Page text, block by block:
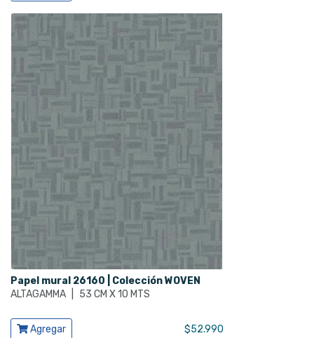
Papel mural 26160 | Colección WOVEN
ALTAGAMMA
53 CM X 10 MTS
Ver producto
Agregar $52.990